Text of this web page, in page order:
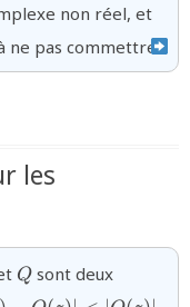
non réel, et
ne pas commettre.
les
{Q}
Q sont deux